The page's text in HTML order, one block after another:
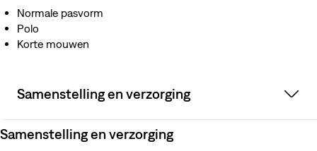
Normale pasvorm
Polo
Korte mouwen
Samenstelling en verzorging
Samenstelling en verzorging